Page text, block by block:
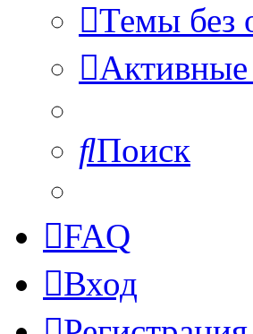
Темы без
Поиск
FAQ
Вход